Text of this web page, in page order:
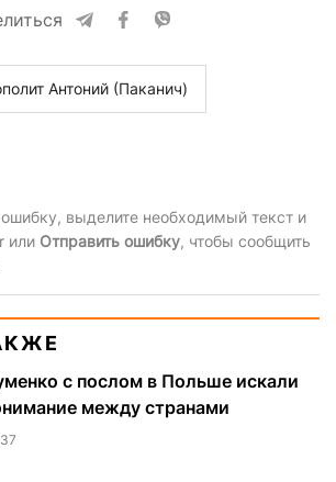
Антоний (Паканич)
выделите необходимый текст и
или Отправить ошибку, чтобы сообщить
с послом в Польше искали
между странами